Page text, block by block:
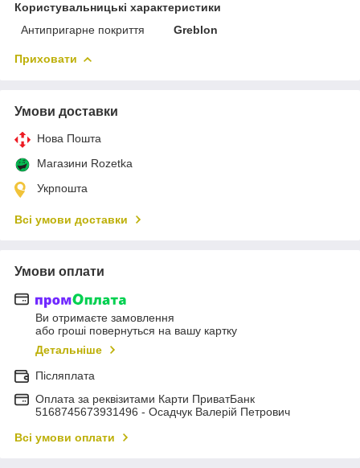
Користувальницькі характеристики
Антипригарне покриття
Greblon
Приховати
Умови доставки
Нова Пошта
Магазини Rozetka
Укрпошта
Всі умови доставки
Умови оплати
Ви отримаєте замовлення
або гроші повернуться на вашу картку
Детальніше
Післяплата
Оплата за реквізитами Карти ПриватБанк
5168745673931496 - Осадчук Валерій Петрович
Всі умови оплати